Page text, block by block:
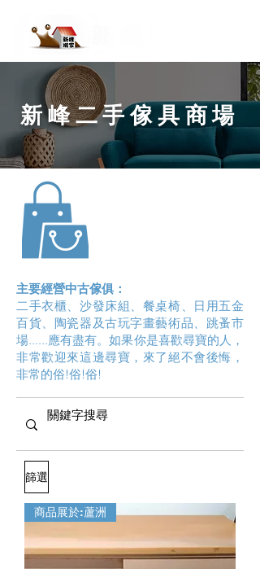
新峰二手傢具商場
主要經營中古傢俱：
二手衣櫃、沙發床組、餐桌椅、日用五金
百貨、陶瓷器及古玩字畫藝術品、跳蚤市
場......應有盡有。如果你是喜歡尋寶的人，
非常歡迎來這邊尋寶，來了絕不會後悔，
非常的俗!俗!俗!
篩選
商品展於:蘆洲